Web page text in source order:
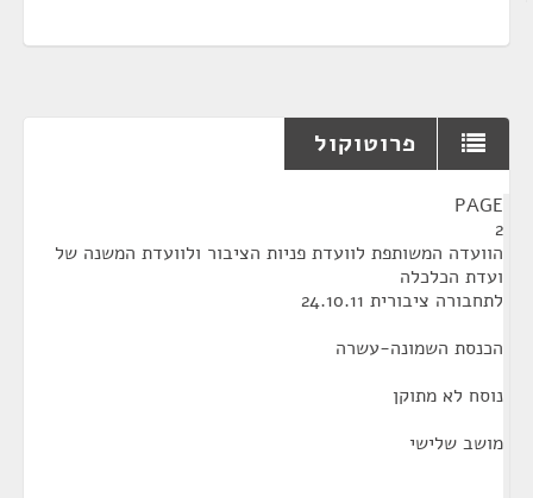
פרוטוקול
PAGE
2
הוועדה המשותפת לוועדת פניות הציבור ולוועדת המשנה של
ועדת הכלכלה
לתחבורה ציבורית 24.10.11
הכנסת השמונה-עשרה
נוסח לא מתוקן
מושב שלישי